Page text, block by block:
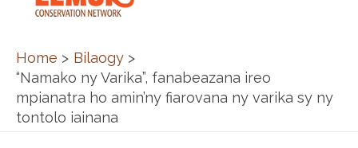
Home
Bilaogy
“Namako ny Varika”, fanabeazana ireo
mpianatra ho amin’ny fiarovana ny varika sy ny
tontolo iainana